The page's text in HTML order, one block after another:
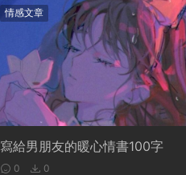
情感文章
寫給男朋友的暖心情書100字
0 0